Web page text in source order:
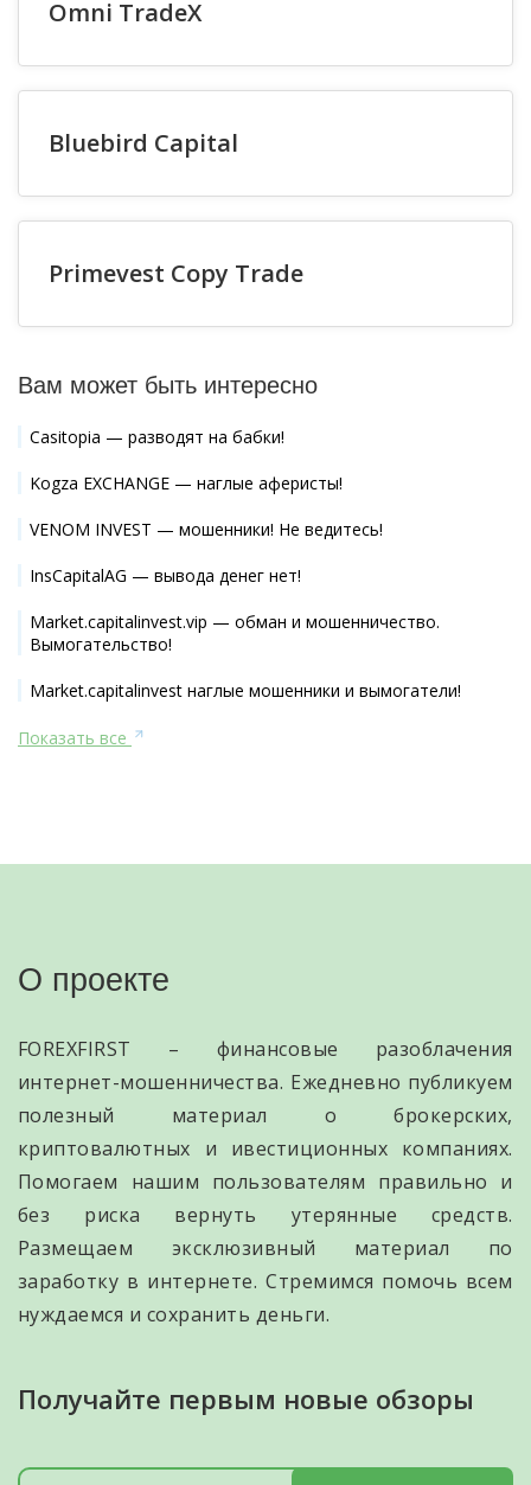
Omni TradeX
Bluebird Capital
Primevest Copy Trade
Вам может быть интересно
Casitopia — разводят на бабки!
Kogza EXCHANGE — наглые аферисты!
VENOM INVEST — мошенники! Не ведитесь!
InsCapitalAG — вывода денег нет!
Market.capitalinvest.vip — обман и мошенничество.
Вымогательство!
Market.capitalinvest наглые мошенники и вымогатели!
Показать все
О проекте
FOREXFIRST – финансовые разоблачения
интернет-мошенничества. Ежедневно публикуем
полезный материал о брокерских,
криптовалютных и ивестиционных компаниях.
Помогаем нашим пользователям правильно и
без риска вернуть утерянные средств.
Размещаем эксклюзивный материал по
заработку в интернете. Стремимся помочь всем
нуждаемся и сохранить деньги.
Получайте первым новые обзоры